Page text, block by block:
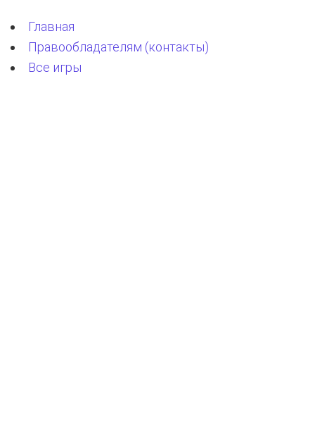
Главная
Правообладателям (контакты)
Все игры